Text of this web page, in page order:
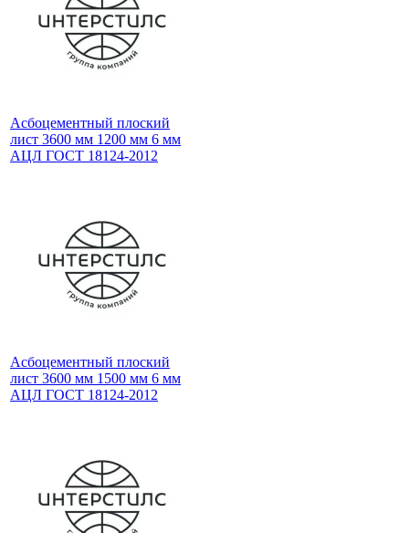
Асбоцементный плоский
лист 3600 мм 1200 мм 6 мм
АЦЛ ГОСТ 18124-2012
Асбоцементный плоский
лист 3600 мм 1500 мм 6 мм
АЦЛ ГОСТ 18124-2012